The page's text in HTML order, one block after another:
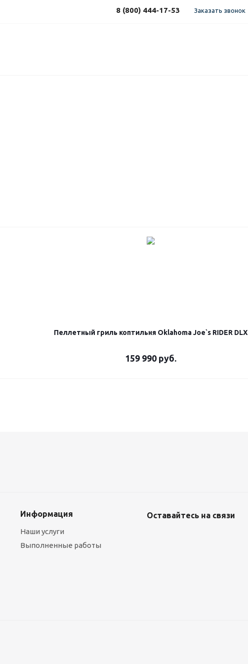
8 (800) 444-17-53 Заказать звонок
Пеллетный гриль коптильня Oklahoma Joe`s RIDER DLX
159 990 руб.
Информация
Наши услуги
Выполненные работы
Оставайтесь на связи